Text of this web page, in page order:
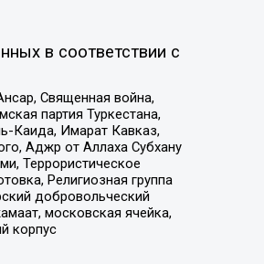
в соответствии с
Священная война,
партия Туркестана,
Каида, Имарат Кавказ,
Аджр от Аллаха Субхану
Террористическое
Религиозная группа
добровольческий
московская ячейка,
корпус